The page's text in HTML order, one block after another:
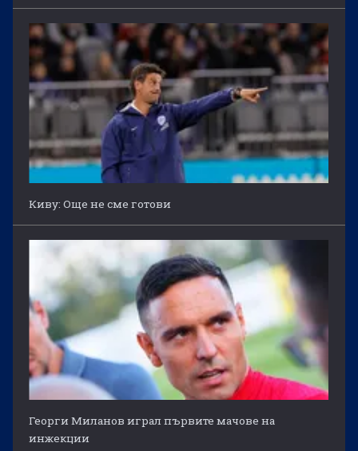
Киву: Още не сме готови
Георги Миланов играл първите мачове на
инжекции